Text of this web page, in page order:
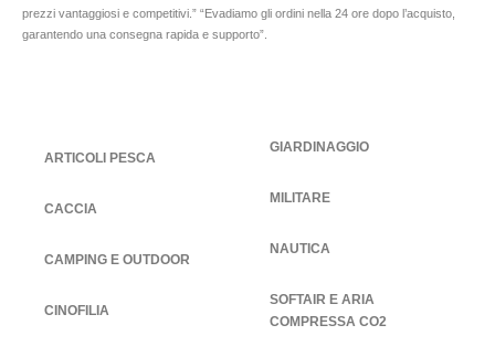
prezzi vantaggiosi e competitivi.” “Evadiamo gli ordini nella 24 ore dopo l’acquisto,
garantendo una consegna rapida e supporto”.
ARTICOLI PESCA
CACCIA
CAMPING E OUTDOOR
CINOFILIA
GIARDINAGGIO
MILITARE
NAUTICA
SOFTAIR E ARIA
COMPRESSA CO2